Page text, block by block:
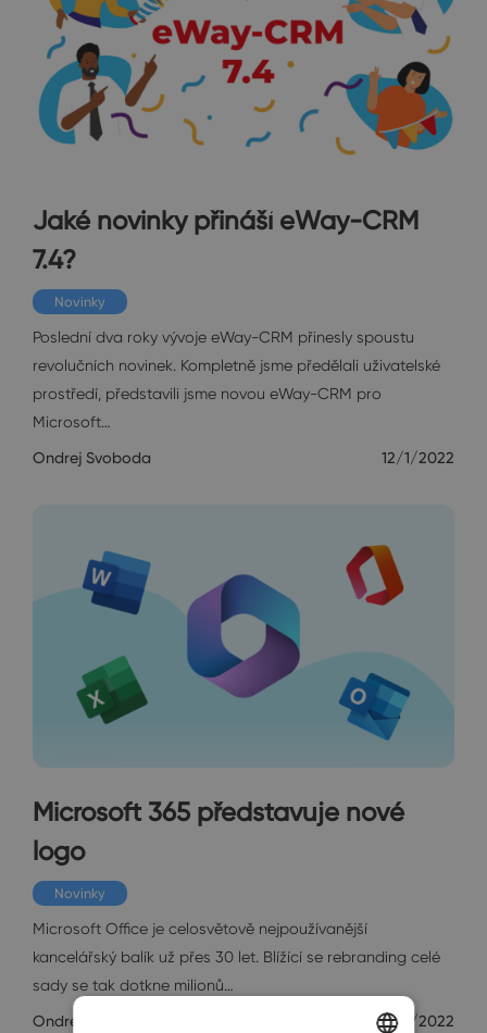
Jaké novinky přináší eWay-CRM
7.4?
Novinky
Poslední dva roky vývoje eWay-CRM přinesly spoustu
revolučních novinek. Kompletně jsme předělali uživatelské
prostředí, představili jsme novou eWay-CRM pro
Microsoft…
Ondrej Svoboda 12/1/2022
Microsoft 365 představuje nové
logo
Novinky
Microsoft Office je celosvětově nejpoužívanější
kancelářský balík už přes 30 let. Blížící se rebranding celé
sady se tak dotkne milionů…
Ondrej Svoboda 10/26/2022